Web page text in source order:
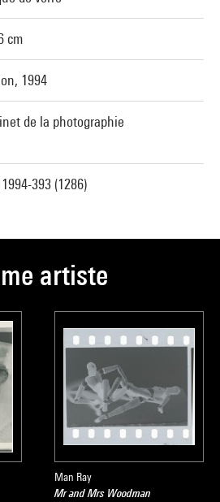
cm
1994
de la photographie
393 (1286)
artiste
Man Ray
Mr and Mrs Woodman